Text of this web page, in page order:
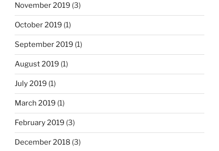
November 2019 (3)
October 2019 (1)
September 2019 (1)
August 2019 (1)
July 2019 (1)
March 2019 (1)
February 2019 (3)
December 2018 (3)